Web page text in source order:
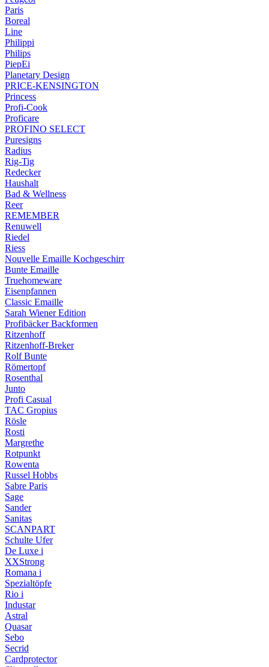
Paris
Boreal
Line
Philippi
Philips
PiepEi
Planetary Design
PRICE-KENSINGTON
Princess
Profi-Cook
Proficare
PROFINO SELECT
Puresigns
Radius
Rig-Tig
Redecker
Haushalt
Bad & Wellness
Reer
REMEMBER
Renuwell
Riedel
Riess
Nouvelle Emaille Kochgeschirr
Bunte Emaille
Truehomeware
Eisenpfannen
Classic Emaille
Sarah Wiener Edition
Profibäcker Backformen
Ritzenhoff
Ritzenhoff-Breker
Rolf Bunte
Römertopf
Rosenthal
Junto
Profi Casual
TAC Gropius
Rösle
Rosti
Margrethe
Rotpunkt
Rowenta
Russel Hobbs
Sabre Paris
Sage
Sander
Sanitas
SCANPART
Schulte Ufer
De Luxe i
XXStrong
Romana i
Spezialtöpfe
Rio i
Industar
Astral
Quasar
Sebo
Secrid
Cardprotector